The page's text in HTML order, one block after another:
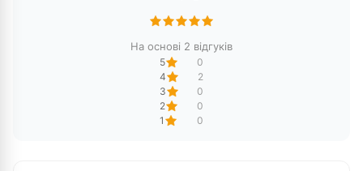
На основі 2 відгуків
5
0
4
2
3
0
2
0
1
0